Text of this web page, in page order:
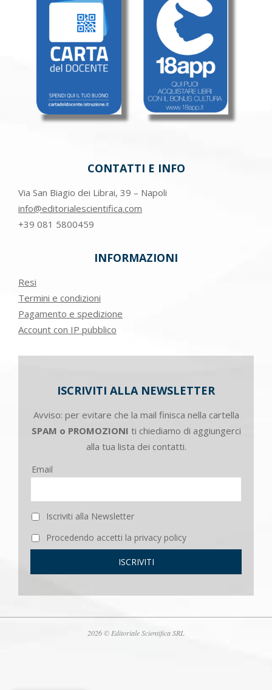
CONTATTI E INFO
Via San Biagio dei Librai, 39 – Napoli
info@editorialescientifica.com
+39 081 5800459
INFORMAZIONI
Resi
Termini e condizioni
Pagamento e spedizione
Account con IP pubblico
ISCRIVITI ALLA NEWSLETTER
Avviso: per evitare che la mail finisca nella cartella
SPAM o PROMOZIONI ti chiediamo di aggiungerci
alla tua lista dei contatti.
Email
Iscriviti alla Newsletter
Procedendo accetti la privacy policy
2026 © Editoriale Scientifica SRL